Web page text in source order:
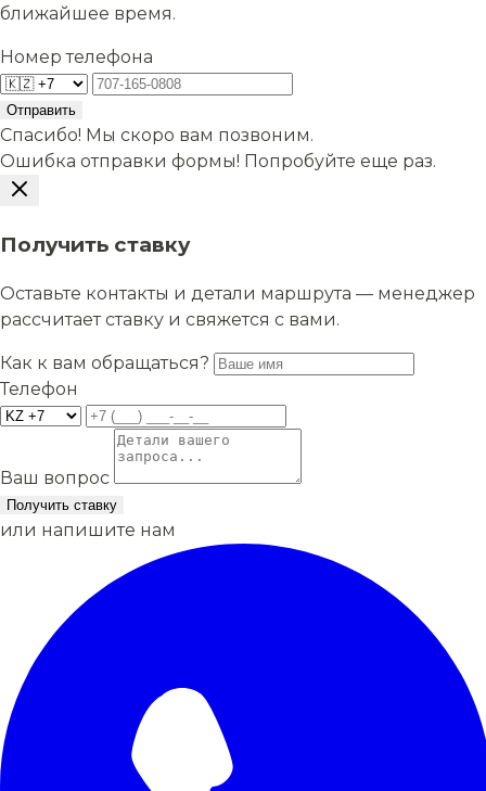
ближайшее время.
Номер телефона
Отправить
Спасибо! Мы скоро вам позвоним.
Ошибка отправки формы! Попробуйте еще раз.
Получить ставку
Оставьте контакты и детали маршрута — менеджер
рассчитает ставку и свяжется с вами.
Как к вам обращаться?
Телефон
Ваш вопрос
Получить ставку
или напишите нам